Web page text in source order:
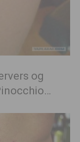
og